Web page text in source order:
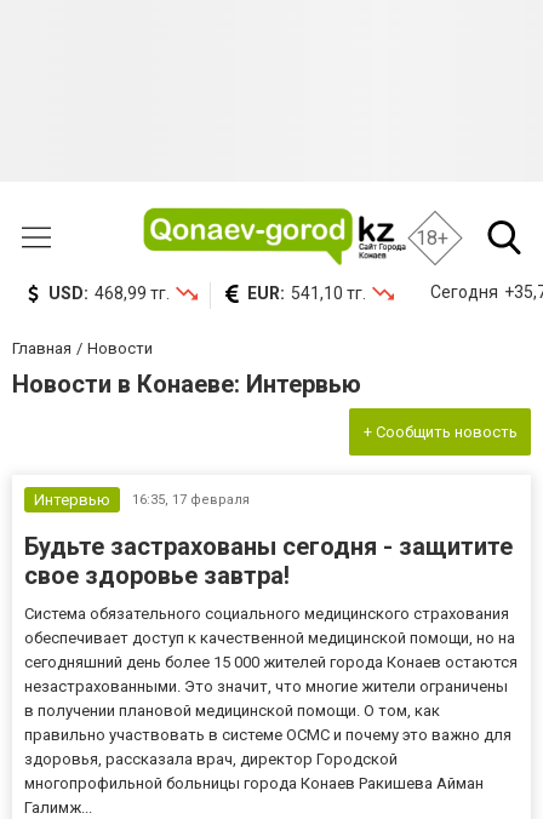
18+
USD: 468,99 тг. EUR: 541,10 тг. Сегодня
Главная Новости
Новости в Конаеве: Интервью
+ Сообщить новость
Интервью 16:35, 17 февраля
Будьте застрахованы сегодня - защитите
свое здоровье завтра!
Система обязательного социального медицинского страхования
обеспечивает доступ к качественной медицинской помощи, но на
сегодняшний день более 15 000 жителей города Конаев остаются
незастрахованными. Это значит, что многие жители ограничены
в получении плановой медицинской помощи. О том, как
правильно участвовать в системе ОСМС и почему это важно для
здоровья, рассказала врач, директор Городской
многопрофильной больницы города Конаев Ракишева Айман
Галимж...